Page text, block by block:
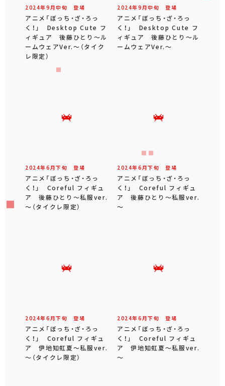
2024年9 月中旬 登場
アニメ「ぼっち・ざ・ろっ
く！」 Desktop Cute フ
ィギュア 後藤ひとり～ル
ームウェアVer.～（タイク
レ限定）
2024年9 月中旬 登場
アニメ「ぼっち・ざ・ろっ
く！」 Desktop Cute フ
ィギュア 後藤ひとり～ル
ームウェアVer.～
2024年6 月下旬 登場
アニメ「ぼっち・ざ・ろっ
く！」 Coreful フィギュ
ア 後藤ひとり～私服ver.
～（タイクレ限定）
2024年6 月下旬 登場
アニメ「ぼっち・ざ・ろっ
く！」 Coreful フィギュ
ア 後藤ひとり～私服ver.
～
2024年6 月下旬 登場
アニメ「ぼっち・ざ・ろっ
く！」 Coreful フィギュ
ア 伊地知虹夏～私服ver.
～（タイクレ限定）
2024年6 月下旬 登場
アニメ「ぼっち・ざ・ろっ
く！」 Coreful フィギュ
ア 伊地知虹夏～私服ver.
～